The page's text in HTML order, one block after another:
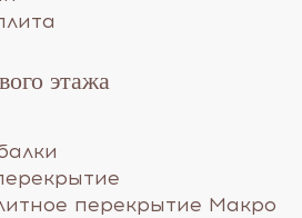
этажа
перекрытие Макро